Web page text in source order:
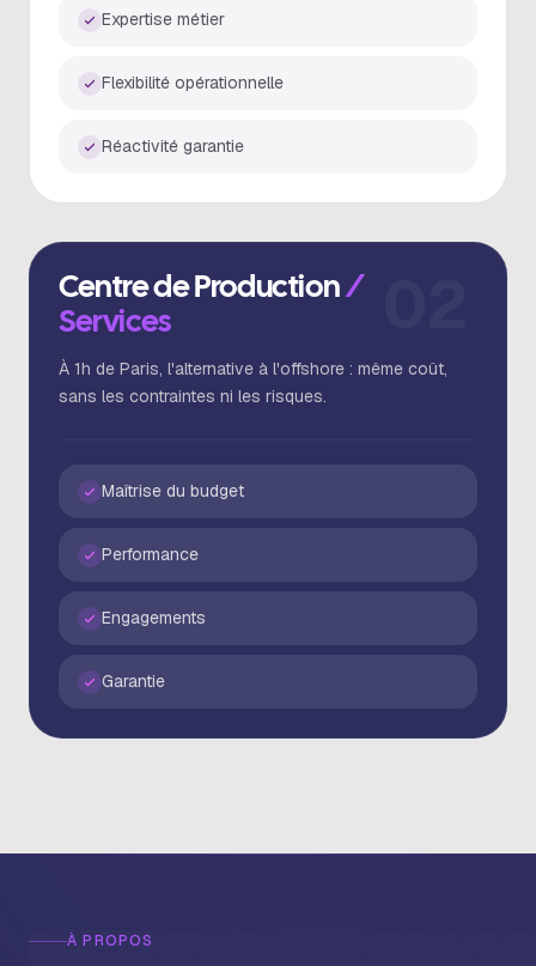
Expertise métier
Flexibilité opérationnelle
Réactivité garantie
Centre de Production /
Services
À 1h de Paris, l'alternative à l'offshore : même coût,
sans les contraintes ni les risques.
Maîtrise du budget
Performance
Engagements
Garantie
À PROPOS